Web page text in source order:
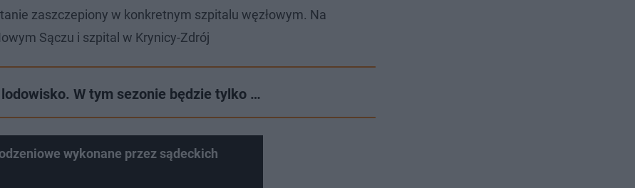
zaszczepiony w konkretnym szpitalu węzłowym. Na
Sączu i szpital w Krynicy-Zdrój
W tym sezonie będzie tylko …
wykonane przez sądeckich